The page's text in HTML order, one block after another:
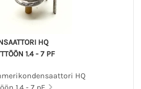
HQ
1.4 - 7 PF
HQ